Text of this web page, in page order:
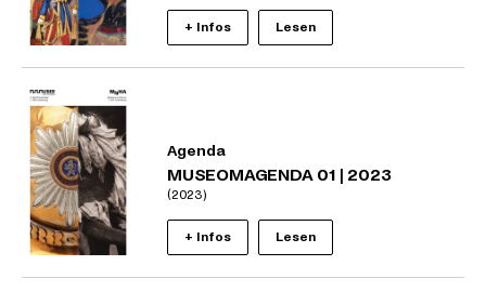
+ Infos Lesen
Agenda
MUSEOMAGENDA 01 | 2023
(2023)
+ Infos Lesen